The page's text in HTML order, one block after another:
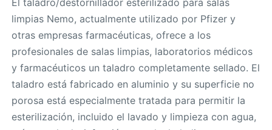
El taladro/destornillador esterilizado para salas
limpias Nemo, actualmente utilizado por Pfizer y
otras empresas farmacéuticas, ofrece a los
profesionales de salas limpias, laboratorios médicos
y farmacéuticos un taladro completamente sellado. El
taladro está fabricado en aluminio y su superficie no
porosa está especialmente tratada para permitir la
esterilización, incluido el lavado y limpieza con agua,